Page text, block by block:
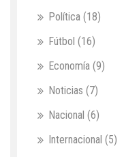
Política (18)
Fútbol (16)
Economía (9)
Noticias (7)
Nacional (6)
Internacional (5)